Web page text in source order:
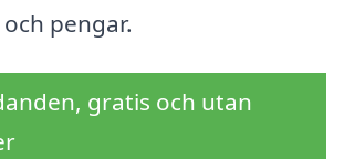
pengar.
gratis och utan